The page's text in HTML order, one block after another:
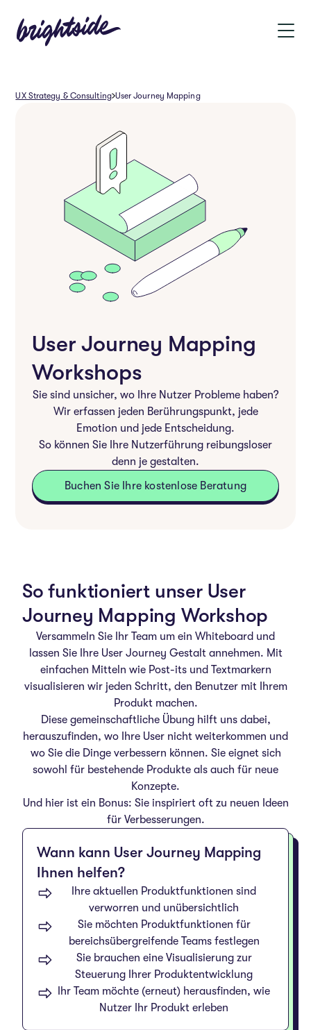
UX Strategy & Consulting User Journey Mapping
User Journey Mapping
Workshops
Sie sind unsicher, wo Ihre Nutzer Probleme haben?
Wir erfassen jeden Berührungspunkt, jede
Emotion und jede Entscheidung.
So können Sie Ihre Nutzerführung reibungsloser
denn je gestalten.
Buchen Sie Ihre kostenlose Beratung
So funktioniert unser User
Journey Mapping Workshop
Versammeln Sie Ihr Team um ein Whiteboard und
lassen Sie Ihre User Journey Gestalt annehmen. Mit
einfachen Mitteln wie Post-its und Textmarkern
visualisieren wir jeden Schritt, den Benutzer mit Ihrem
Produkt machen.
Diese gemeinschaftliche Übung hilft uns dabei,
herauszufinden, wo Ihre User nicht weiterkommen und
wo Sie die Dinge verbessern können. Sie eignet sich
sowohl für bestehende Produkte als auch für neue
Konzepte.
Und hier ist ein Bonus: Sie inspiriert oft zu neuen Ideen
für Verbesserungen.
Wann kann User Journey Mapping
Ihnen helfen?
Ihre aktuellen Produktfunktionen sind
verworren und unübersichtlich
Sie möchten Produktfunktionen für
bereichsübergreifende Teams festlegen
Sie brauchen eine Visualisierung zur
Steuerung Ihrer Produktentwicklung
Ihr Team möchte (erneut) herausfinden, wie
Nutzer Ihr Produkt erleben